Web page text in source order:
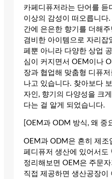
카페디퓨저라는 단어를 듣
이상의 감성이 떠오릅니다
간에 은은한 향기를 더해
겸비한 아이템으로 자리잡
페뿐 아니라 다양한 상업
심이 커지면서 OEM이나
장과 협업해 맞춤형 디퓨
나고 있습니다. 찾아보다
자인, 향기의 다양성을 크
다는 걸 알게 되었습니다.
[OEM과 ODM 방식, 왜 중
OEM과 ODM은 흔히 제조
페디퓨저 생산에 있어서도
정리해보면 OEM은 주문
직접 제공하면 생산공장이